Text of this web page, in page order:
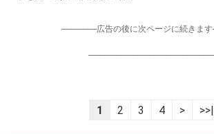
-----------------広告の後に次ページに続きます
1 2 3 4 > >>|